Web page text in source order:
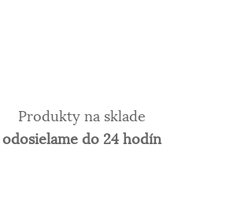
Produkty na sklade
odosielame do 24 hodín